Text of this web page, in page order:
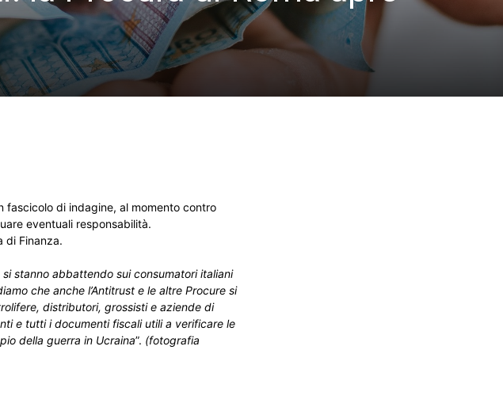
fascicolo di indagine, al momento contro
eventuali responsabilità.
di Finanza.
stanno abbattendo sui consumatori italiani
che anche l’Antitrust e le altre Procure si
distributori, grossisti e aziende di
e tutti i documenti fiscali utili a verificare le
della guerra in Ucraina”. (fotografia